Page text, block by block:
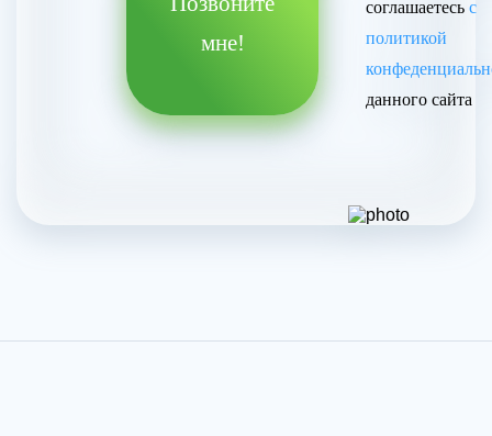
мне!
соглашаетесь с
политикой
данного сайта